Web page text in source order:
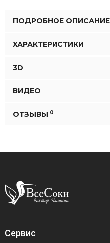
ПОДРОБНОЕ ОПИСАНИЕ
ХАРАКТЕРИСТИКИ
3D
ВИДЕО
ОТЗЫВЫ 0
Сервис